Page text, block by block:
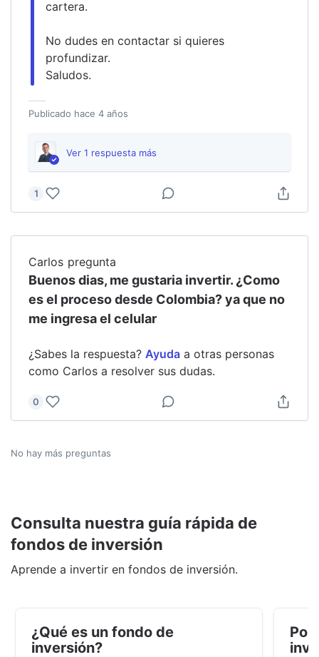
cartera.
No dudes en contactar si quieres
profundizar.
Saludos.
Publicado hace 4 años
Ver 1 respuesta más
1
Carlos pregunta
Buenos dias, me gustaria invertir. ¿Como
es el proceso desde Colombia? ya que no
me ingresa el celular
¿Sabes la respuesta? Ayuda a otras personas
como Carlos a resolver sus dudas.
0
No hay más preguntas
Consulta nuestra guía rápida de
fondos de inversión
Aprende a invertir en fondos de inversión.
¿Qué es un fondo de
inversión?
Por